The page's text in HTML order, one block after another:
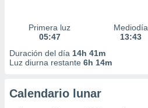
Primera luz
05:47
Mediodía
13:43
Duración del día 14h 41m
Luz diurna restante 6h 14m
Calendario lunar